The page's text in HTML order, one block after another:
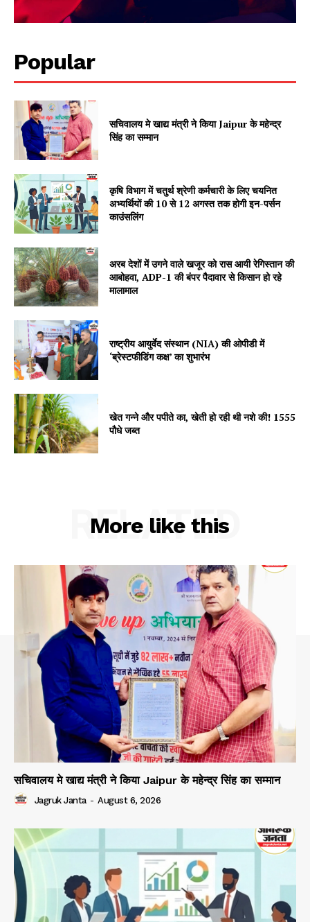
Company
About
Contact us
My account
Popular
सचिवालय मे खाद्य मंत्री ने किया Jaipur के महेन्द्र
सिंह का सम्मान
कृषि विभाग में चतुर्थ श्रेणी कर्मचारी के लिए चयनित
अभ्यर्थियों की 10 से 12 अगस्त तक होगी इन-पर्सन
काउंसलिंग
अरब देशों में उगने वाले खजूर को रास आयी रेगिस्तान की
आबोहवा, ADP-1 की बंपर पैदावार से किसान हो रहे
मालामाल
राष्ट्रीय आयुर्वेद संस्थान (NIA) की ओपीडी में
‘ब्रेस्टफीडिंग कक्ष’ का शुभारंभ
खेत गन्ने और पपीते का, खेती हो रही थी नशे की! 1555
पौधे जब्त
More like this
RELATED
सचिवालय मे खाद्य मंत्री ने किया Jaipur के महेन्द्र सिंह का सम्मान
Jagruk Janta - August 6, 2026